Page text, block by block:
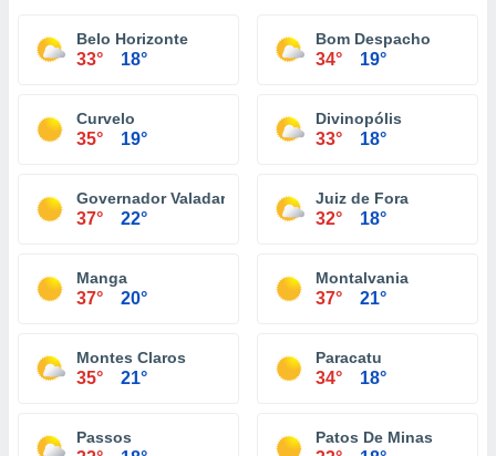
Belo Horizonte
33° 18°
Bom Despacho
34° 19°
Curvelo
35° 19°
Divinopólis
33° 18°
Governador Valadares
37° 22°
Juiz de Fora
32° 18°
Manga
37° 20°
Montalvania
37° 21°
Montes Claros
35° 21°
Paracatu
34° 18°
Passos Patos De Minas